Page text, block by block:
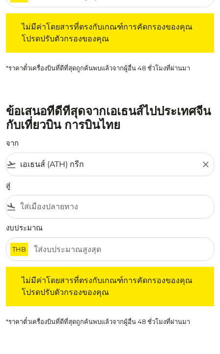
ไม่มีค่าโดยสารที่ตรงกับเกณฑ์การคัดกรองของคุณ
โปรดปรับตัวกรองของคุณ
*ราคาตั๋วเครื่องบินที่ดีที่สุดถูกค้นพบแล้วจากผู้อื่น 48 ชั่วโมงที่ผ่านมา
ข้อเสนอที่ดีที่สุดจากเอเธนส์ไปประเทศจีน
กับเที่ยวบิน การบินไทย
จาก
flight_takeoff close
สู่
flight_land
งบประมาณ
THB
ไม่มีค่าโดยสารที่ตรงกับเกณฑ์การคัดกรองของคุณ
โปรดปรับตัวกรองของคุณ
*ราคาตั๋วเครื่องบินที่ดีที่สุดถูกค้นพบแล้วจากผู้อื่น 48 ชั่วโมงที่ผ่านมา